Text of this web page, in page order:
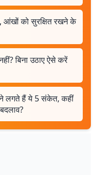
आंखों को सुरक्षित रखने के
बिना उठाए ऐसे करें
लगते हैं ये 5 संकेत, कहीं